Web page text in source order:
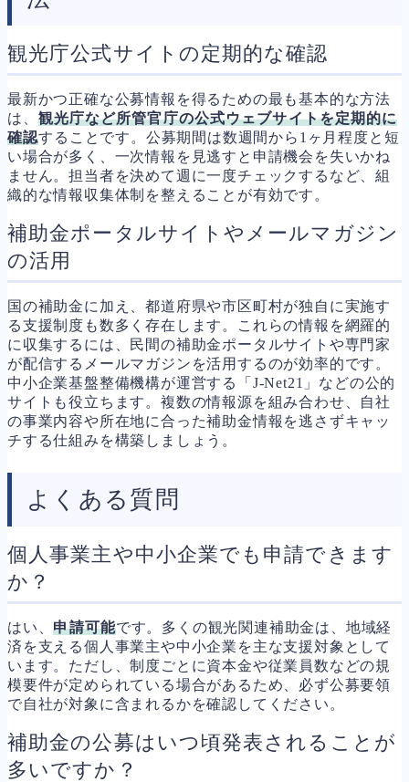
観光庁公式サイトの定期的な確認
最新かつ正確な公募情報を得るための最も基本的な方法
は、 観光庁など所管官庁の公式ウェブサイトを定期的に
確認することです。公募期間は数週間から1ヶ月程度と短
い場合が多く、一次情報を見逃すと申請機会を失いかね
ません。担当者を決めて週に一度チェックするなど、組
織的な情報収集体制を整えることが有効です。
補助金ポータルサイトやメールマガジン
の活用
国の補助金に加え、都道府県や市区町村が独自に実施す
る支援制度も数多く存在します。これらの情報を網羅的
に収集するには、民間の補助金ポータルサイトや専門家
が配信するメールマガジンを活用するのが効率的です。
中小企業基盤整備機構が運営する「J-Net21」などの公的
サイトも役立ちます。複数の情報源を組み合わせ、自社
の事業内容や所在地に合った補助金情報を逃さずキャッ
チする仕組みを構築しましょう。
よくある質問
個人事業主や中小企業でも申請できます
か？
はい、申請可能です。多くの観光関連補助金は、地域経
済を支える個人事業主や中小企業を主な支援対象として
います。ただし、制度ごとに資本金や従業員数などの規
模要件が定められている場合があるため、必ず公募要領
で自社が対象に含まれるかを確認してください。
補助金の公募はいつ頃発表されることが
多いですか？